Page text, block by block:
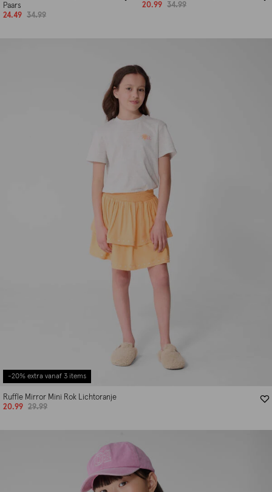
Paars
24.49
34.99
20.99
34.99
-20% extra vanaf 3 items
Ruffle Mirror Mini Rok Lichtoranje
20.99
29.99